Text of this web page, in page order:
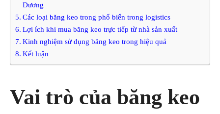
Dương
Các loại băng keo trong phổ biến trong logistics
Lợi ích khi mua băng keo trực tiếp từ nhà sản xuất
Kinh nghiệm sử dụng băng keo trong hiệu quả
Kết luận
Vai trò của băng keo